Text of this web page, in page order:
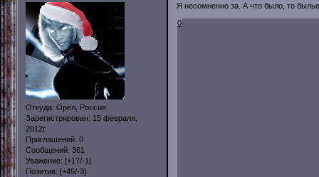
Откуда: Орёл, Россия
Зарегистрирован: 15 февраля,
2012г.
Приглашений: 0
Сообщений: 361
Уважение: [+17/-1]
Позитив: [+45/-3]
Я несомненно за. А что было, то
0